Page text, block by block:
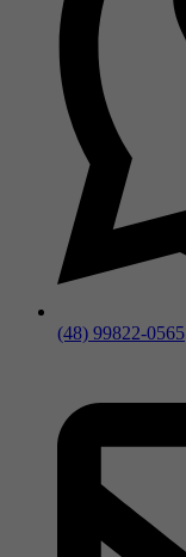
(48) 99822-0565